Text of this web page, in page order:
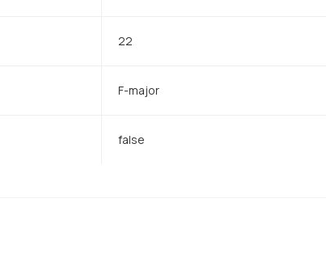
22
F-major
false